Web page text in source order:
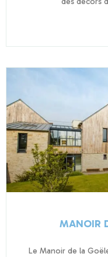
MANOIR
Le Manoir de la